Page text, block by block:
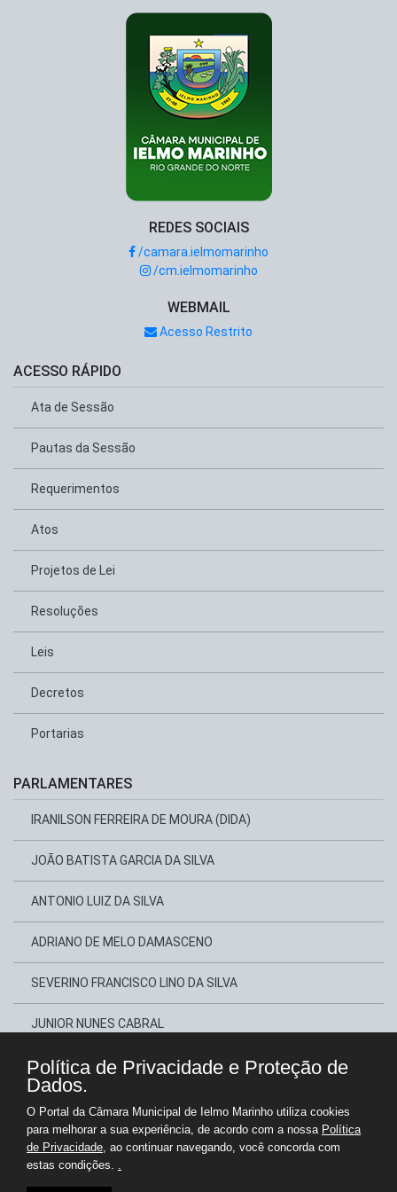
REDES SOCIAIS
/camara.ielmomarinho
/cm.ielmomarinho
WEBMAIL
Acesso Restrito
ACESSO RÁPIDO
Ata de Sessão
Pautas da Sessão
Requerimentos
Atos
Projetos de Lei
Resoluções
Leis
Decretos
Portarias
PARLAMENTARES
IRANILSON FERREIRA DE MOURA (DIDA)
JOÃO BATISTA GARCIA DA SILVA
ANTONIO LUIZ DA SILVA
ADRIANO DE MELO DAMASCENO
SEVERINO FRANCISCO LINO DA SILVA
JUNIOR NUNES CABRAL
JOÃO MARIA ZACARIAS DA SILVA
SEBASTIÃO EVILÁSIO DA SILVA
JUCIBLENE VARELA DE OLIVEIRA
Política de Privacidade e Proteção de
Dados.
O Portal da Câmara Municipal de Ielmo Marinho utiliza cookies
para melhorar a sua experiência, de acordo com a nossa Política
de Privacidade, ao continuar navegando, você concorda com
estas condições. .